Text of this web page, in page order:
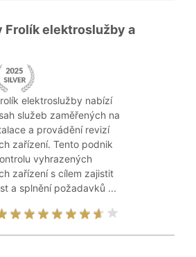
Frolík elektroslužby a
elektroslužby nabízí
služeb zaměřených na
a provádění revizí
zařízení. Tento podnik
vyhrazených
zařízení s cílem zajistit
a splnění požadavků ...